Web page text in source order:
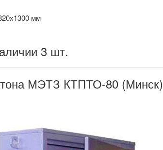
мм
3 шт.
МЭТЗ КТПТО-80 (Минск)